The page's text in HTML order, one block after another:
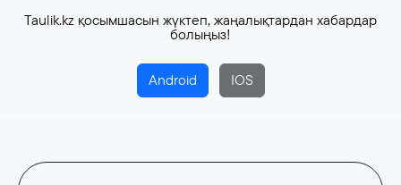
Taulik.kz қосымшасын жүктеп, жаңалықтардан хабардар
болыңыз!
Android IOS